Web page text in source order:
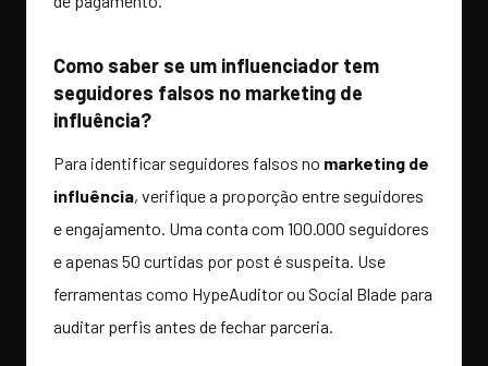
Como saber se um influenciador tem
seguidores falsos no marketing de
influência?
Para identificar seguidores falsos no marketing de
influência, verifique a proporção entre seguidores
e engajamento. Uma conta com 100.000 seguidores
e apenas 50 curtidas por post é suspeita. Use
ferramentas como HypeAuditor ou Social Blade para
auditar perfis antes de fechar parceria.